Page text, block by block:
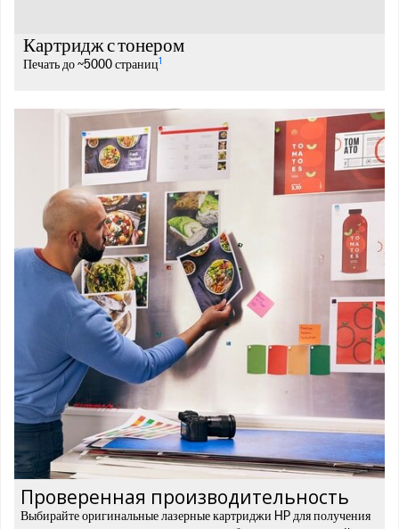
Картридж с тонером
Печать до ~5000 страниц1
Проверенная производительность
Выбирайте оригинальные лазерные картриджи HP для получения